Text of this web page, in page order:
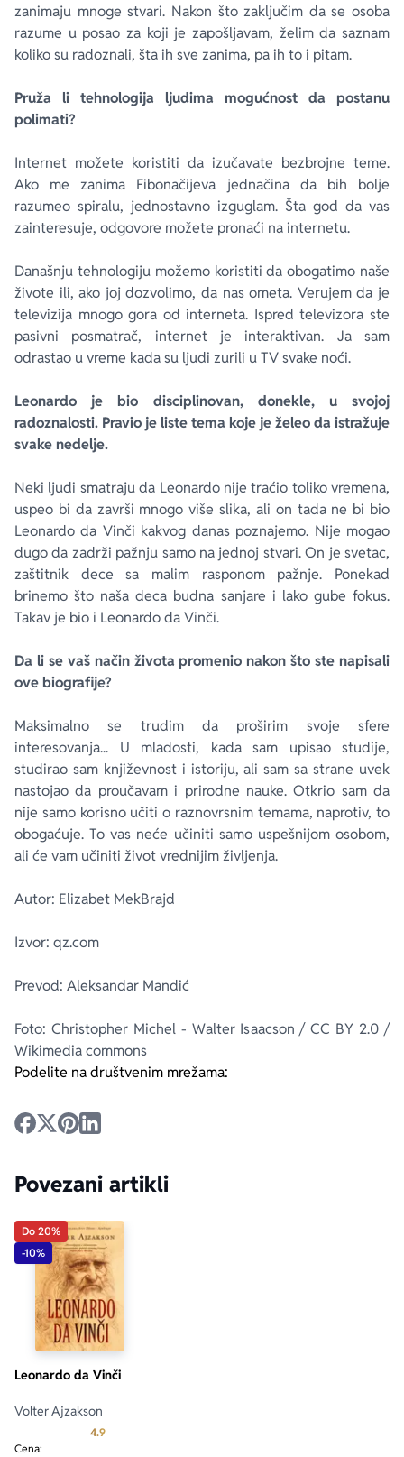
zanimaju mnoge stvari. Nakon što zaključim da se osoba
razume u posao za koji je zapošljavam, želim da saznam
koliko su radoznali, šta ih sve zanima, pa ih to i pitam.
Pruža li tehnologija ljudima mogućnost da postanu
polimati?
Internet možete koristiti da izučavate bezbrojne teme.
Ako me zanima Fibonačijeva jednačina da bih bolje
razumeo spiralu, jednostavno izguglam. Šta god da vas
zainteresuje, odgovore možete pronaći na internetu.
Današnju tehnologiju možemo koristiti da obogatimo naše
živote ili, ako joj dozvolimo, da nas ometa. Verujem da je
televizija mnogo gora od interneta. Ispred televizora ste
pasivni posmatrač, internet je interaktivan. Ja sam
odrastao u vreme kada su ljudi zurili u TV svake noći.
Leonardo je bio disciplinovan, donekle, u svojoj
radoznalosti. Pravio je liste tema koje je želeo da istražuje
svake nedelje.
Neki ljudi smatraju da Leonardo nije traćio toliko vremena,
uspeo bi da završi mnogo više slika, ali on tada ne bi bio
Leonardo da Vinči kakvog danas poznajemo. Nije mogao
dugo da zadrži pažnju samo na jednoj stvari. On je svetac,
zaštitnik dece sa malim rasponom pažnje. Ponekad
brinemo što naša deca budna sanjare i lako gube fokus.
Takav je bio i Leonardo da Vinči.
Da li se vaš način života promenio nakon što ste napisali
ove biografije?
Maksimalno se trudim da proširim svoje sfere
interesovanja... U mladosti, kada sam upisao studije,
studirao sam književnost i istoriju, ali sam sa strane uvek
nastojao da proučavam i prirodne nauke. Otkrio sam da
nije samo korisno učiti o raznovrsnim temama, naprotiv, to
obogaćuje. To vas neće učiniti samo uspešnijom osobom,
ali će vam učiniti život vrednijim življenja.
Autor: Elizabet MekBrajd
Izvor: qz.com
Prevod: Aleksandar Mandić
Foto: Christopher Michel - Walter Isaacson / CC BY 2.0 /
Wikimedia commons
Podelite na društvenim mrežama:
Povezani artikli
Do 20%
-10%
Leonardo da Vinči
Volter Ajzakson
4.9Prosecna ocena je 4.9 od 5
Cena: